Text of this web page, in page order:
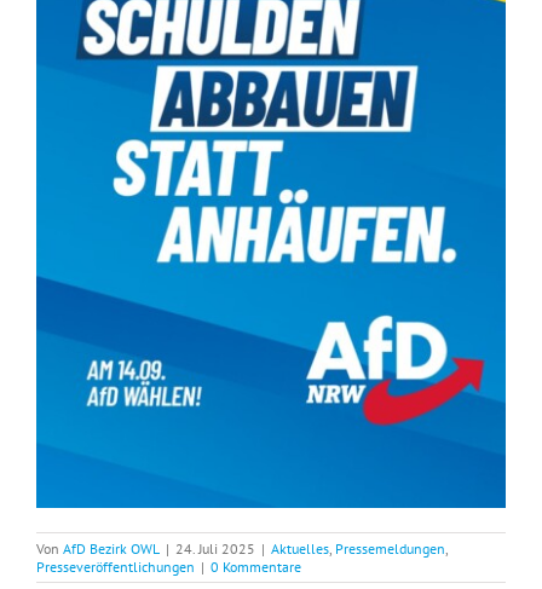
Von AfD Bezirk OWL | 24. Juli 2025 | Aktuelles Pressemeldungen
Presseveröffentlichungen | 0 Kommentare